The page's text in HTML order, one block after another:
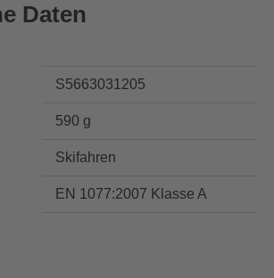
Daten
S5663031205
590 g
Skifahren
EN 1077:2007 Klasse A